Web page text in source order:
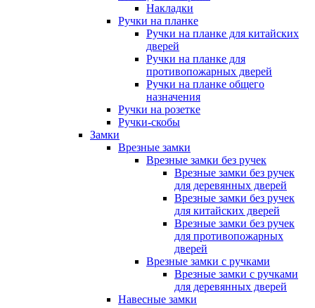
Накладки
Ручки на планке
Ручки на планке для китайских
дверей
Ручки на планке для
противопожарных дверей
Ручки на планке общего
назначения
Ручки на розетке
Ручки-скобы
Замки
Врезные замки
Врезные замки без ручек
Врезные замки без ручек
для деревянных дверей
Врезные замки без ручек
для китайских дверей
Врезные замки без ручек
для противопожарных
дверей
Врезные замки с ручками
Врезные замки с ручками
для деревянных дверей
Навесные замки